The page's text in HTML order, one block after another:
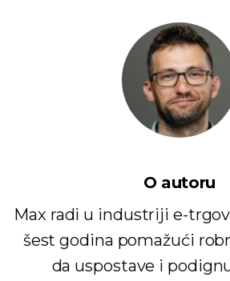
O autoru
Max radi u industriji e-
šest godina pomažući
da uspostave i